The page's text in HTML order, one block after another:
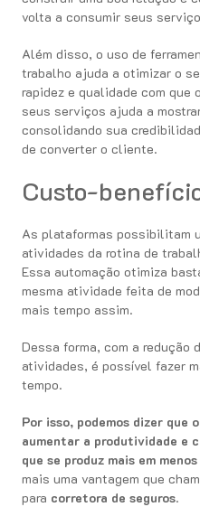
volta a consumir seus
Além disso, o uso de
trabalho ajuda a otimizar o
rapidez e qualidade com que o
seus serviços ajuda a
consolidando sua
de converter o cliente.
Custo-
As plataformas possibilitam
atividades da rotina de
Essa automação otimiza
mesma atividade feita de
mais tempo assim.
Dessa forma, com a redução
atividades, é possível fazer
tempo.
Por isso, podemos dizer que
aumentar a produtividade e
que se produz mais em
mais uma vantagem que
para corretora de seguros.